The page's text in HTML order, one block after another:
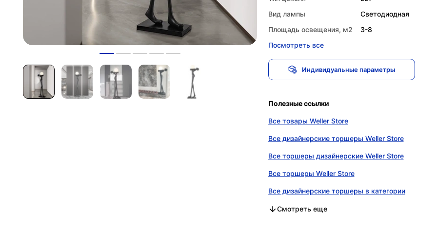
Вид лампы
Светодиодная
Площадь освещения, м2
3-8
Посмотреть все
Индивидуальные параметры
Полезные ссылки
Все товары Weller Store
Все дизайнерские торшеры Weller Store
Все торшеры дизайнерские Weller Store
Все торшеры Weller Store
Все дизайнерские торшеры в категории
Все торшеры дизайнерские в категории
Все торшеры в категории
Смотреть еще